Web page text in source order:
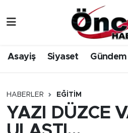
Asayiş Siyaset Gündem
HABERLER EĞITIM
YAZI DÜZCE
Gündem
Sağlık & Çevre
Spor
Düzce Nöbetçi
Düzce Hava Durumu
Düzce Namaz Vakitleri
Düzce Trafik Yoğunluk